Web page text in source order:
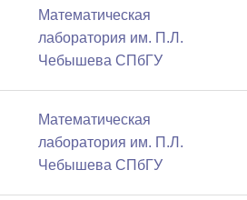
Математичеcкая
лаборатория им. П.Л.
Чебышева СПбГУ
Математичеcкая
лаборатория им. П.Л.
Чебышева СПбГУ